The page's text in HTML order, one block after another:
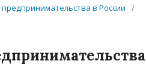
в России
/